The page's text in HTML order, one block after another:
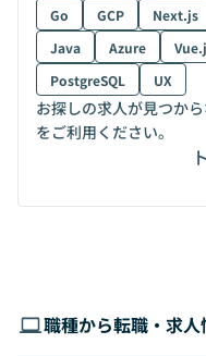
Go
GCP Next.js
Java
Azure
PostgreSQL
UX
お探しの求人が見つか
をご利用ください。
職種から転職・求